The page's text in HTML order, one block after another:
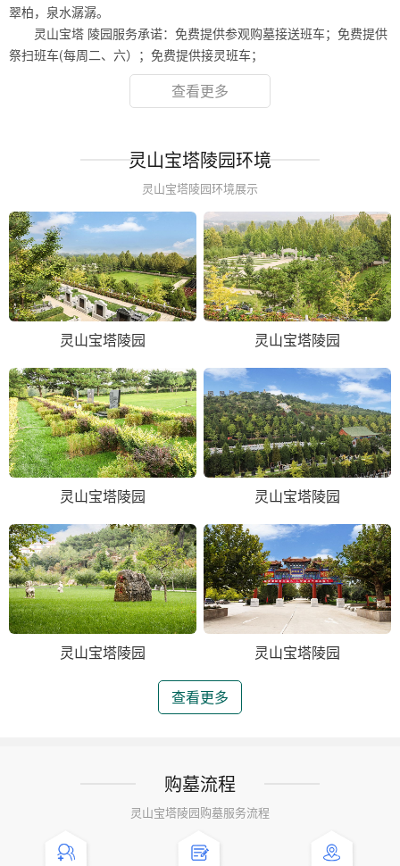
翠柏，泉水潺潺。
灵山宝塔 陵园服务承诺：免费提供参观购墓接送班车；免费提供
祭扫班车(每周二、六）；免费提供接灵班车；
查看更多
灵山宝塔陵园环境
灵山宝塔陵园环境展示
灵山宝塔陵园 灵山宝塔陵园
灵山宝塔陵园 灵山宝塔陵园
灵山宝塔陵园 灵山宝塔陵园
查看更多
购墓流程
灵山宝塔陵园购墓服务流程